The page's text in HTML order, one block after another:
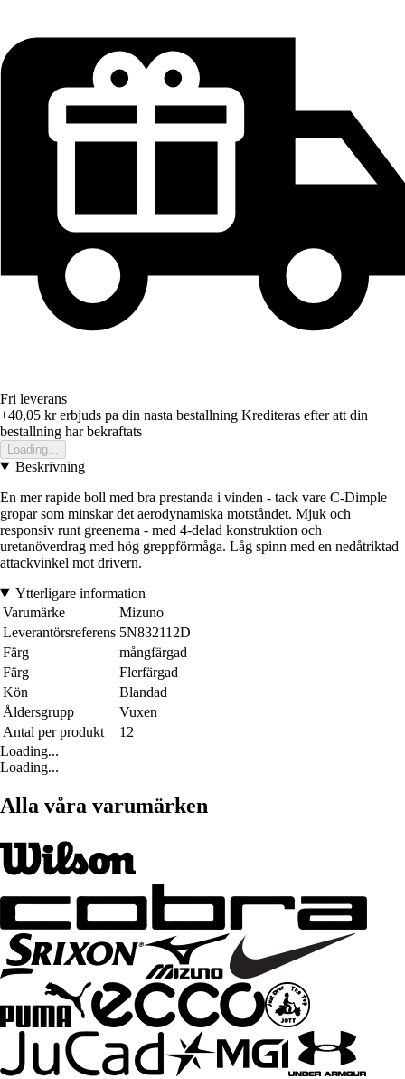
Fri leverans
+40,05 krerbjuds pa din nasta bestallning Krediteras efter att din
bestallning har bekraftats
Loading...
Beskrivning
En mer rapide boll med bra prestanda i vinden - tack vare C-Dimple
gropar som minskar det aerodynamiska motståndet. Mjuk och
responsiv runt greenerna - med 4-delad konstruktion och
uretanöverdrag med hög greppförmåga. Låg spinn med en nedåtriktad
attackvinkel mot drivern.
Ytterligare information
Varumärke
Mizuno
Leverantörsreferens 5N832112D
Färg
mångfärgad
Färg
Flerfärgad
Kön
Blandad
Åldersgrupp
Vuxen
Antal per produkt
12
Loading...
Loading...
Alla våra varumärken